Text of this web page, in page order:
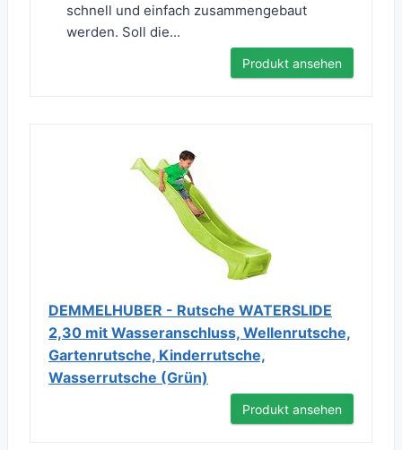
schnell und einfach zusammengebaut
werden. Soll die...
Produkt ansehen
DEMMELHUBER - Rutsche WATERSLIDE
2,30 mit Wasseranschluss, Wellenrutsche,
Gartenrutsche, Kinderrutsche,
Wasserrutsche (Grün)
Produkt ansehen